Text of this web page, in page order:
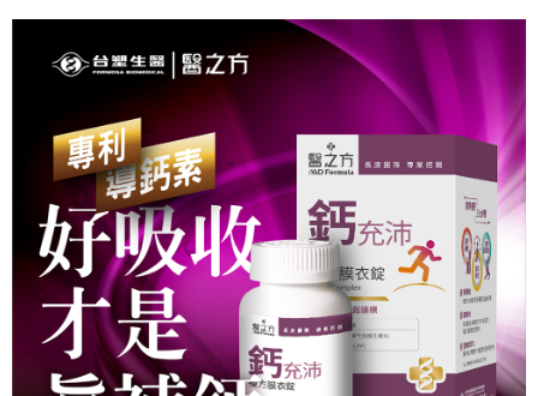
3.實際核准額度、可分期數及費用金額請依後續交易確認頁面所載為準。
4.訂單成立30分鐘內，如未前往確認交易或遇審核未通過，訂單將自動取
消。如遇「轉專審核」未通過狀況，表示未達大哥付你分期系統評分，恕無
1.分期款項不併入電信帳單，「大哥付你分期」於每月結算日後寄送繳費提
醒簡訊。
2.透過簡訊連結打開帳單後，可選擇「超商條碼／台灣大直營門市／銀行轉
帳／街口支付／iPASS MONEY」等通路繳費。
【注意事項】
1.本服務係由「台灣大哥大股份有限公司」（以下簡稱本公司）所提供，讓
用戶於交易時，得透過本服務購買商品或服務，並由商店將買賣／分期付款
買賣價金債權讓與本公司後，依約使用本公司帳單繳交帳款。
2.基於同意付款使用「大哥付你分期」之契約關係目的，商店將以您的個人
資料（包含姓名、電話或地址）提供予台灣大哥大進項蒐集、處理及利用，
由本公司與您本人進行分期帳單所需資料之確認、核對及更正。
3.完整用戶服務條款，請詳閱以下連結：https://oppay.tw/userRule
１．簡單：不需註冊會員、不需綁卡、不需儲值。
２．便利：只要手機號碼，簡訊認證，即可結帳。
【「AFTEE先享後付」結帳流程】
１．於結帳方式選擇「AFTEE先享後付」後，將跳轉至「AFTEE先享後付」
結帳頁面，進行簡訊認證並確認金額後，即可完成結帳。
２．訂單成立數日內，您將收到繳費通知簡訊。
３．收到繳費通知簡訊後14天內，點擊此簡訊中的連結，可透過四大超商／
ATM／網路銀行／等多元方式進行付款，方視為交易完成。
※ 請注意：結帳手續完成當下不需立刻繳費，但若您需要取消訂單，請聯絡
購買商品的店家。未經商家同意取消之訂單仍視為有效，需透過AFTEE先享
後付繳納相關費用。
※ 交易是否成功請以「AFTEE先享後付 」之結帳頁面顯示為準，若有關於
是否繳費成功／繳費後需取消欲退款等相關疑問，請聯繫「AFTEE先享後付
客戶支援中心」https://netprotections.freshdesk.com/support/home
「Hami Point」為中華電信所提供之點數服務，可於會員專區綁定中華電信
會員帳號後，即可在購物車使用 Hami Point 折抵消費金額 (1點等於1元)。
ATM付款
運送方式
全家取貨付款
每筆NT$90，滿NT$1,000(含以上)免運費
全家未付精選單組
免運費
付款後全家取貨